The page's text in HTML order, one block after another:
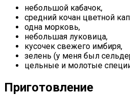
небольшой кабачок,
средний кочан цветной
одна морковь,
небольшая луковица,
кусочек свежего имбиря,
зелень (у меня был
цельные и молотые
Приготовление